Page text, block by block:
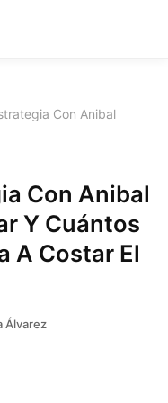
Con Anibal
Con Anibal
Y Cuántos
A Costar El
Álvarez